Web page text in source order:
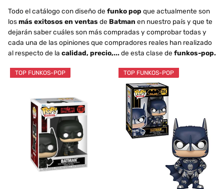
Todo el catálogo con diseño de funko pop que actualmente son
losmás exitosos en ventas de Batman en nuestro país y que te
dejarán saber cuáles son más compradas y comprobar todas y
cada una de las opiniones que compradores reales han realizado
al respecto de la calidad, precio,...de esta clase de funkos-pop.
TOP FUNKOS-POP TOP FUNKOS-POP